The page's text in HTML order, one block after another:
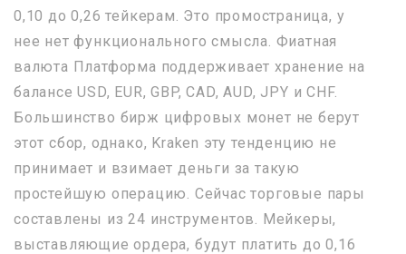
0,10 до 0,26 тейкерам. Это промостраница, у
нее нет функционального смысла. Фиатная
валюта Платформа поддерживает хранение на
балансе USD, EUR, GBP, CAD, AUD, JPY и CHF.
Большинство бирж цифровых монет не берут
этот сбор, однако, Kraken эту тенденцию не
принимает и взимает деньги за такую
простейшую операцию. Сейчас торговые пары
составлены из 24 инструментов. Мейкеры,
выставляющие ордера, будут платить до 0,16